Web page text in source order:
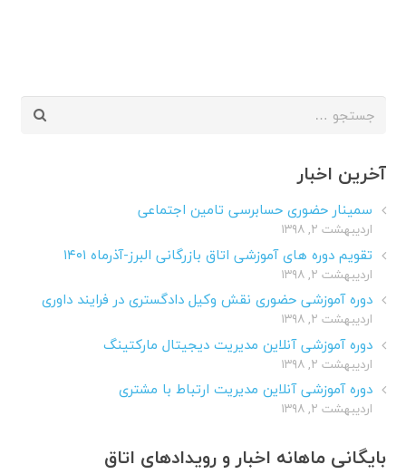
جستجو
آخرین اخبار
سمینار حضوری حسابرسی تامین اجتماعی
اردیبهشت ۲, ۱۳۹۸
تقویم دوره های آموزشی اتاق بازرگانی البرز-آذرماه ۱۴۰۱
اردیبهشت ۲, ۱۳۹۸
دوره آموزشی حضوری نقش وکیل دادگستری در فرایند داوری
اردیبهشت ۲, ۱۳۹۸
دوره آموزشی آنلاین مدیریت دیجیتال مارکتینگ
اردیبهشت ۲, ۱۳۹۸
دوره آموزشی آنلاین مدیریت ارتباط با مشتری
اردیبهشت ۲, ۱۳۹۸
بایگانی ماهانه اخبار و رویدادهای اتاق